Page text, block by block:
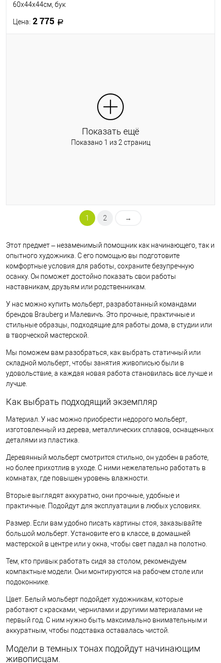
60х44х44см, бук
Цена: 2 775
Показать ещё
Показано 1 из 2 страниц
1 2 →
Этот предмет – незаменимый помощник как начинающего, так и
опытного художника. С его помощью вы подготовите
комфортные условия для работы, сохраните безупречную
осанку. Он поможет достойно показать свои работы
наставникам, друзьям или родственникам.
У нас можно купить мольберт, разработанный командами
брендов Brauberg и Малевичъ. Это прочные, практичные и
стильные образцы, подходящие для работы дома, в студии или
в творческой мастерской.
Мы поможем вам разобраться, как выбрать статичный или
складной мольберт, чтобы занятия живописью были в
удовольствие, а каждая новая работа становилась все лучше и
лучше.
Как выбрать подходящий экземпляр
Материал. У нас можно приобрести недорого мольберт,
изготовленный из дерева, металлических сплавов, оснащенных
деталями из пластика.
Деревянный мольберт смотрится стильно, он удобен в работе,
но более прихотлив в уходе. С ними нежелательно работать в
комнатах, где повышен уровень влажности.
Вторые выглядят аккуратно, они прочные, удобные и
практичные. Подойдут для эксплуатации в любых условиях.
Размер. Если вам удобно писать картины стоя, заказывайте
большой мольберт. Установите его в классе, в домашней
мастерской в центре или у окна, чтобы свет падал на полотно.
Тем, кто привык работать сидя за столом, рекомендуем
компактные модели. Они монтируются на рабочем столе или
подоконнике.
Цвет. Белый мольберт подойдет художникам, которые
работают с красками, чернилами и другими материалами не
первый год. С ним нужно быть максимально внимательным и
аккуратным, чтобы подставка оставалась чистой.
Модели в темных тонах подойдут начинающим
живописцам.